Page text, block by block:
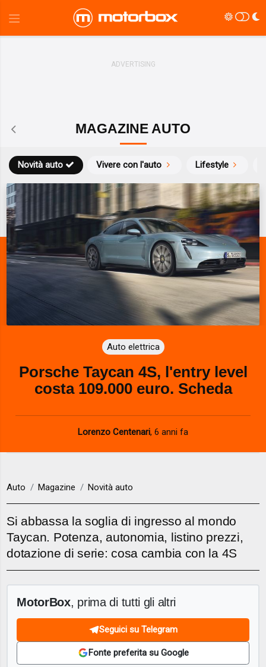
MAGAZINE AUTO
Novità auto Vivere con l'auto Lifestyle
Auto elettrica
Porsche Taycan 4S, l'entry level
costa 109.000 euro. Scheda
Lorenzo Centenari, 6 anni fa
Auto Magazine Novità auto
Si abbassa la soglia di ingresso al mondo
Taycan. Potenza, autonomia, listino prezzi,
dotazione di serie: cosa cambia con la 4S
MotorBox, prima di tutti gli altri
Seguici su Telegram
Fonte preferita su Google